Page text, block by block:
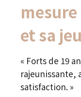
et sa
« Forts de 19
rajeunissante,
satisfaction. »